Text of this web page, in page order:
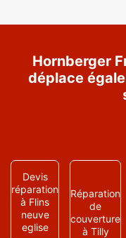
Hornberger
déplace
Devis
réparation
à Flins
neuve
eglise
Réparation
de
couverture
à Tilly